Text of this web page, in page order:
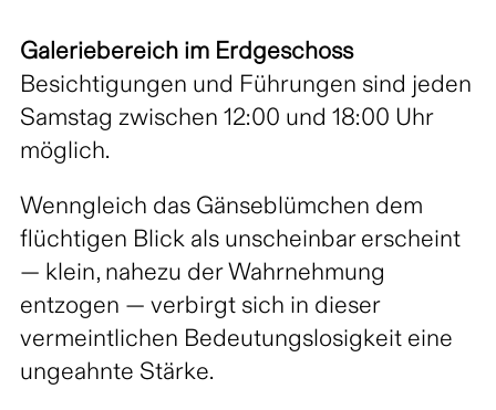
Galeriebereich im Erdgeschoss
Besichtigungen und Führungen sind jeden
Samstag zwischen 12:00 und 18:00 Uhr
möglich.
Wenngleich das Gänseblümchen dem
flüchtigen Blick als unscheinbar erscheint
— klein, nahezu der Wahrnehmung
entzogen — verbirgt sich in dieser
vermeintlichen Bedeutungslosigkeit eine
ungeahnte Stärke.